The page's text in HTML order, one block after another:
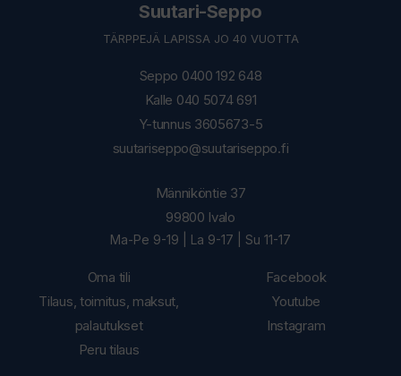
Suutari-Seppo
TÄRPPEJÄ LAPISSA JO 40 VUOTTA
Seppo 0400 192 648
Kalle 040 5074 691
Y-tunnus 3605673-5
suutariseppo@suutariseppo.fi
Oma tili
Tilaus, toimitus, maksut,
palautukset
Peru tilaus
Männiköntie 37
99800 Ivalo
Ma-Pe 9-19 | La 9-17 | Su 11-17
Facebook
Youtube
Instagram